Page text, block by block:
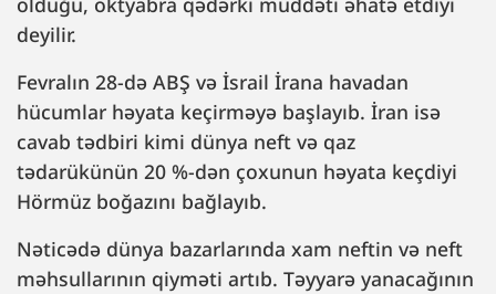
deyilir.
Fevralın 28-də ABŞ və İsrail İrana havadan
hücumlar həyata keçirməyə başlayıb. İran isə
cavab tədbiri kimi dünya neft və qaz
tədarükünün 20 %-dən çoxunun həyata keçdiyi
Hörmüz boğazını bağlayıb.
Nəticədə dünya bazarlarında xam neftin və neft
məhsullarının qiyməti artıb. Təyyarə yanacağının